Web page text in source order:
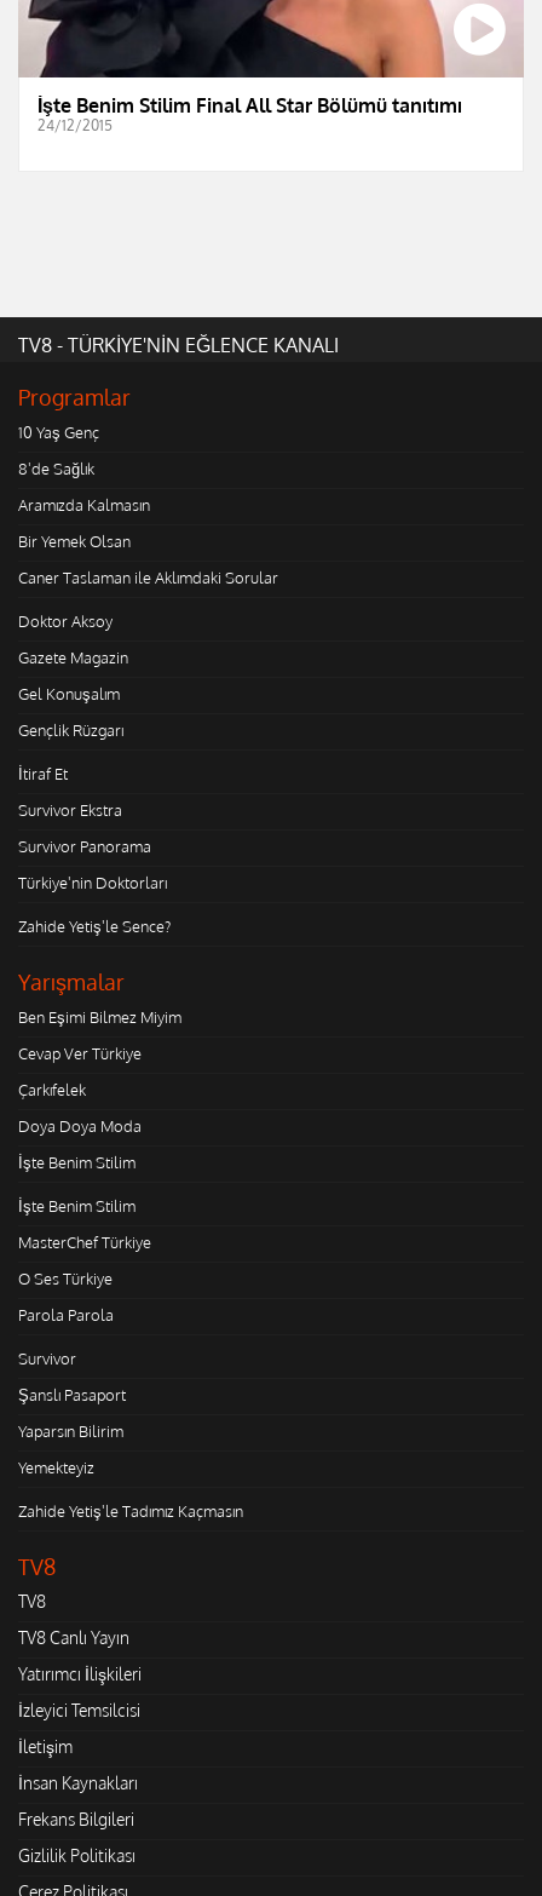
İşte Benim Stilim Final All Star Bölümü tanıtımı
24/12/2015
TV8 - TÜRKİYE'NİN EĞLENCE KANALI
Programlar
10 Yaş Genç
8'de Sağlık
Aramızda Kalmasın
Bir Yemek Olsan
Caner Taslaman ile Aklımdaki Sorular
Doktor Aksoy
Gazete Magazin
Gel Konuşalım
Gençlik Rüzgarı
İtiraf Et
Survivor Ekstra
Survivor Panorama
Türkiye'nin Doktorları
Zahide Yetiş'le Sence?
Yarışmalar
Ben Eşimi Bilmez Miyim
Cevap Ver Türkiye
Çarkıfelek
Doya Doya Moda
İşte Benim Stilim
İşte Benim Stilim
MasterChef Türkiye
O Ses Türkiye
Parola Parola
Survivor
Şanslı Pasaport
Yaparsın Bilirim
Yemekteyiz
Zahide Yetiş'le Tadımız Kaçmasın
TV8
TV8
TV8 Canlı Yayın
Yatırımcı İlişkileri
İzleyici Temsilcisi
İletişim
İnsan Kaynakları
Frekans Bilgileri
Gizlilik Politikası
Çerez Politikası